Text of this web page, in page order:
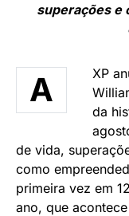
superações e
A
XP
da
de vida,
como
primeira vez em
ano, que